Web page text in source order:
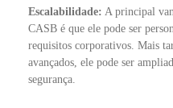
Escalabilidade: A principal
CASB é que ele pode ser
requisitos corporativos. Mais
avançados, ele pode ser
segurança.